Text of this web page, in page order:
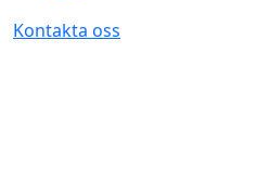
Kontakta oss